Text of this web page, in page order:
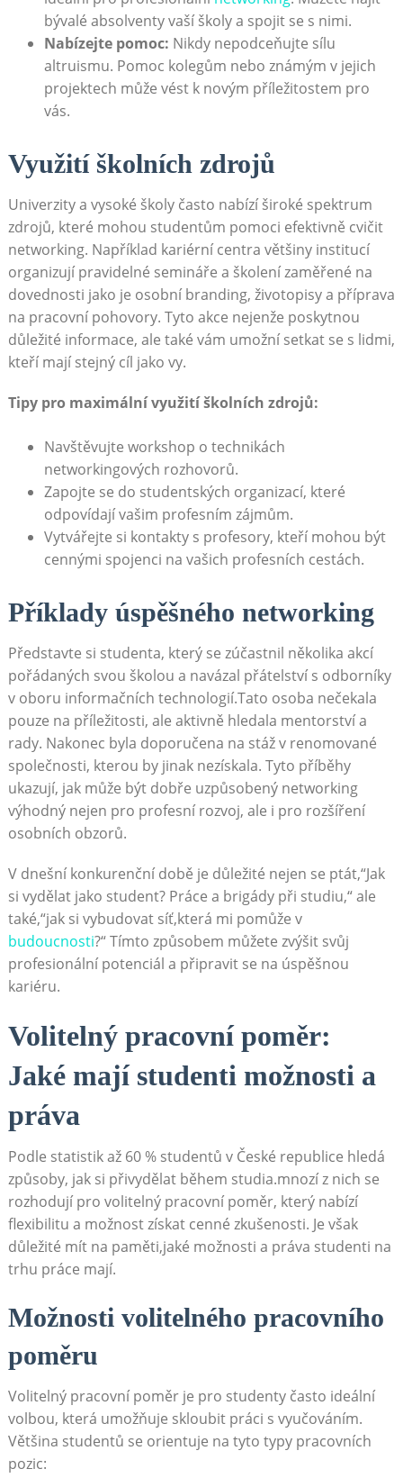
‍bývalé absolventy vaší školy a⁤ spojit‌ se s nimi.
Nabízejte pomoc: Nikdy nepodceňujte sílu
⁣altruismu. Pomoc kolegům​ nebo známým v jejich
projektech může vést ⁢k novým příležitostem pro
vás.
Využití ‌školních zdrojů
Univerzity a vysoké školy často nabízí široké spektrum
zdrojů, které mohou studentům pomoci⁣ efektivně cvičit
networking. Například kariérní centra většiny institucí
⁣organizují pravidelné semináře ​a školení zaměřené na
dovednosti jako‍ je⁢ osobní branding, životopisy a příprava
na⁢ pracovní pohovory. Tyto akce nejenže poskytnou
důležité informace, ale také vám umožní‍ setkat se s lidmi,
kteří mají stejný cíl jako ​vy.
Tipy ‍pro​ maximální využití školních zdrojů:
Navštěvujte workshop⁢ o technikách
networkingových rozhovorů.
Zapojte‌ se‍ do studentských organizací, které‍
odpovídají vašim profesním zájmům.
Vytvářejte si kontakty s profesory, kteří mohou být
cennými ​spojenci​ na vašich profesních cestách.
Příklady⁣ úspěšného networking
Představte si studenta, který ⁤se zúčastnil několika akcí
pořádaných svou školou a navázal přátelství s odborníky
v oboru informačních technologií.Tato osoba nečekala
pouze‌ na​ příležitosti, ale aktivně ‌hledala mentorství a
rady. Nakonec byla doporučena na stáž ​v ⁢renomované
společnosti,‍ kterou by jinak nezískala. Tyto příběhy
ukazují, jak může ‍být dobře uzpůsobený networking‌
výhodný nejen pro profesní rozvoj, ale i pro rozšíření
osobních obzorů.
V dnešní konkurenční době ‍je důležité nejen se‌ ptát,“Jak
si vydělat jako student? Práce a brigády při⁤ studiu,“ ale
také,“jak si vybudovat síť,která mi pomůže v
budoucnosti?“ Tímto způsobem ‌můžete zvýšit svůj‍
profesionální potenciál a⁣ připravit se ⁢na úspěšnou⁤
kariéru.
Volitelný pracovní poměr:⁢
Jaké mají​ studenti možnosti a
práva
Podle statistik až​ 60 % studentů ⁤v České republice hledá
způsoby, jak si přivydělat během studia.mnozí z nich se
rozhodují ‍pro volitelný pracovní poměr, který nabízí
flexibilitu a možnost získat cenné zkušenosti. Je však
důležité mít na paměti,jaké možnosti⁤ a práva studenti na
trhu práce ⁣mají.
Možnosti volitelného pracovního
poměru
Volitelný pracovní‍ poměr je pro studenty často ideální
volbou, která umožňuje skloubit‌ práci s vyučováním.
‌Většina studentů se‍ orientuje na tyto ‌typy pracovních
pozic: